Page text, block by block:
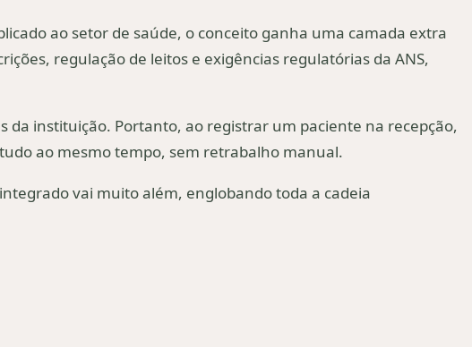
ao setor de saúde, o conceito ganha uma camada extra
regulação de leitos e exigências regulatórias da ANS,
da instituição. Portanto, ao registrar um paciente na recepção,
ao mesmo tempo, sem retrabalho manual.
integrado vai muito além, englobando toda a cadeia